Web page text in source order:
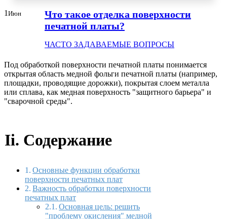
1 Июн
Что такое отделка поверхности
печатной платы?
ЧАСТО ЗАДАВАЕМЫЕ ВОПРОСЫ
Под обработкой поверхности печатной платы понимается
открытая область медной фольги печатной платы (например,
площадки, проводящие дорожки), покрытая слоем металла
или сплава, как медная поверхность "защитного барьера" и
"сварочной среды".
Ii. Содержание
Основные функции обработки
поверхности печатных плат
Важность обработки поверхности
печатных плат
Основная цель: решить
"проблему окисления" медной